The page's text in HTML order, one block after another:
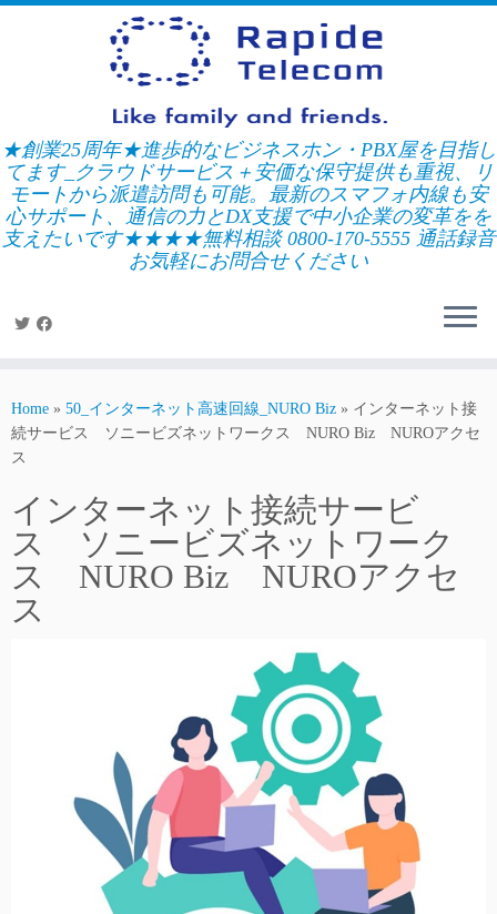
Skip
★創業25周年★進歩的なビジネスホン・PBX屋を目指し
てます_クラウドサービス＋安価な保守提供も重視、リ
モートから派遣訪問も可能。最新のスマフォ内線も安
心サポート、通信の力とDX支援で中小企業の変革をを
支えたいです★★★★無料相談 0800-170-5555 通話録音
お気軽にお問合せください
Home » 50_インターネット高速回線_NURO Biz » インターネット接
続サービス ソニービズネットワークス NURO Biz NUROアクセ
ス
インターネット接続サービ
ス ソニービズネットワーク
ス NURO Biz NUROアクセ
ス